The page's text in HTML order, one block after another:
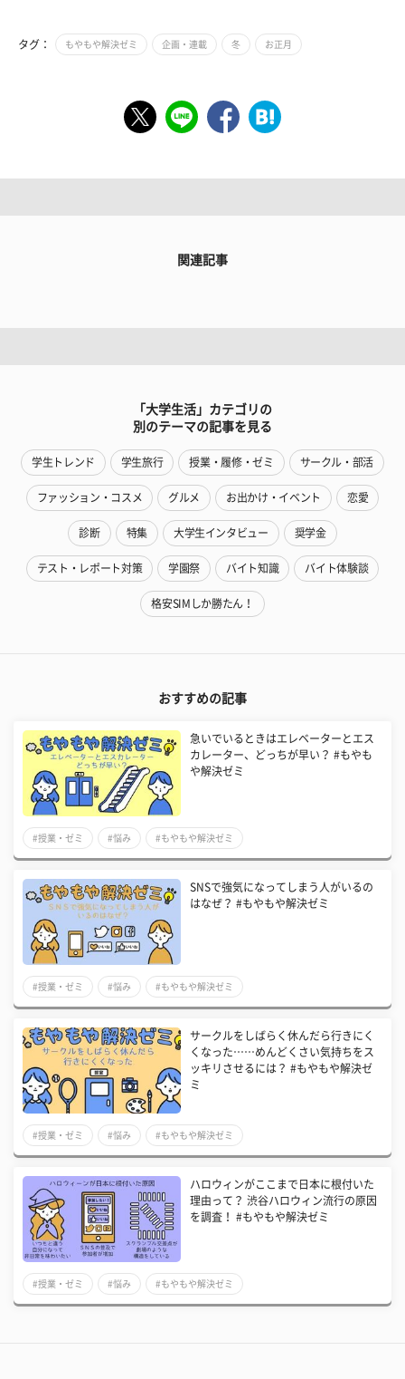
タグ： もやもや解決ゼミ 企画・連載 冬 お正月
関連記事
「大学生活」カテゴリの
別のテーマの記事を見る
学生トレンド 学生旅行 授業・履修・ゼミ サークル・部活
ファッション・コスメ グルメ お出かけ・イベント 恋愛
診断 特集 大学生インタビュー 奨学金
テスト・レポート対策 学園祭 バイト知識 バイト体験談
格安SIMしか勝たん！
おすすめの記事
急いでいるときはエレベーターとエス
カレーター、どっちが早い？ #もやも
や解決ゼミ
#授業・ゼミ #悩み #もやもや解決ゼミ
SNSで強気になってしまう人がいるの
はなぜ？ #もやもや解決ゼミ
#授業・ゼミ #悩み #もやもや解決ゼミ
サークルをしばらく休んだら行きにく
くなった……めんどくさい気持ちをス
ッキリさせるには？ #もやもや解決ゼ
ミ
#授業・ゼミ #悩み #もやもや解決ゼミ
ハロウィンがここまで日本に根付いた
理由って？ 渋谷ハロウィン流行の原因
を調査！ #もやもや解決ゼミ
#授業・ゼミ #悩み #もやもや解決ゼミ